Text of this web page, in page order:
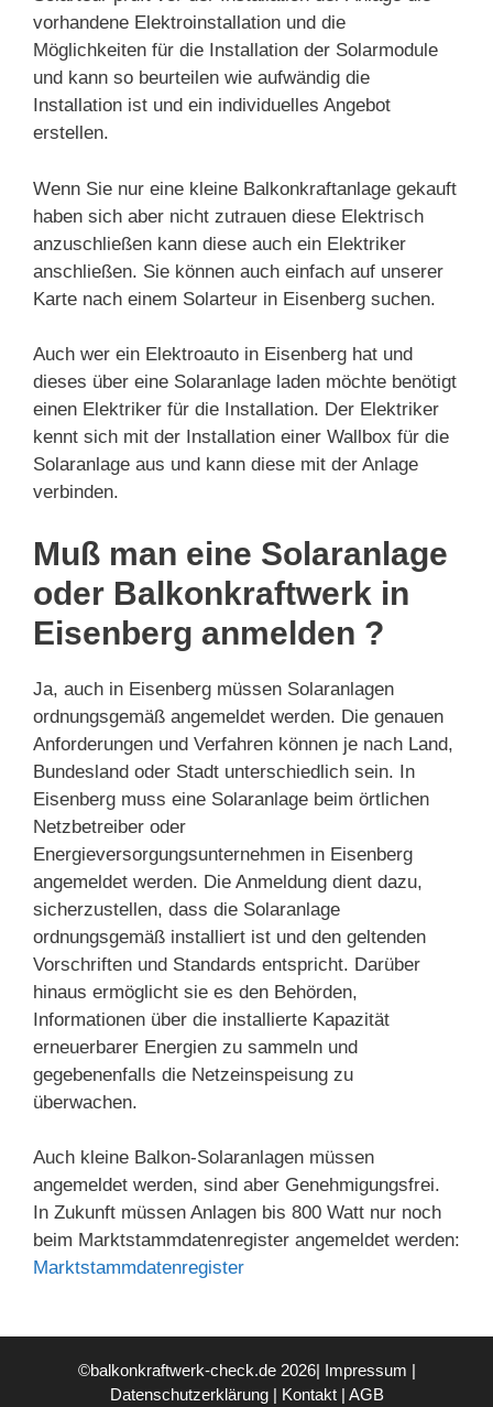
vorhandene Elektroinstallation und die
Möglichkeiten für die Installation der Solarmodule
und kann so beurteilen wie aufwändig die
Installation ist und ein individuelles Angebot
erstellen.
Wenn Sie nur eine kleine Balkonkraftanlage gekauft
haben sich aber nicht zutrauen diese Elektrisch
anzuschließen kann diese auch ein Elektriker
anschließen. Sie können auch einfach auf unserer
Karte nach einem Solarteur in Eisenberg suchen.
Auch wer ein Elektroauto in Eisenberg hat und
dieses über eine Solaranlage laden möchte benötigt
einen Elektriker für die Installation. Der Elektriker
kennt sich mit der Installation einer Wallbox für die
Solaranlage aus und kann diese mit der Anlage
verbinden.
Muß man eine Solaranlage
oder Balkonkraftwerk in
Eisenberg anmelden ?
Ja, auch in Eisenberg müssen Solaranlagen
ordnungsgemäß angemeldet werden. Die genauen
Anforderungen und Verfahren können je nach Land,
Bundesland oder Stadt unterschiedlich sein. In
Eisenberg muss eine Solaranlage beim örtlichen
Netzbetreiber oder
Energieversorgungsunternehmen in Eisenberg
angemeldet werden. Die Anmeldung dient dazu,
sicherzustellen, dass die Solaranlage
ordnungsgemäß installiert ist und den geltenden
Vorschriften und Standards entspricht. Darüber
hinaus ermöglicht sie es den Behörden,
Informationen über die installierte Kapazität
erneuerbarer Energien zu sammeln und
gegebenenfalls die Netzeinspeisung zu
überwachen.
Auch kleine Balkon-Solaranlagen müssen
angemeldet werden, sind aber Genehmigungsfrei.
In Zukunft müssen Anlagen bis 800 Watt nur noch
beim Marktstammdatenregister angemeldet werden:
Marktstammdatenregister
©balkonkraftwerk-check.de 2026| Impressum |
Datenschutzerklärung| Kontakt| AGB